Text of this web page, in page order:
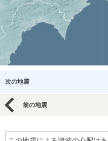
次の地震
前の地震